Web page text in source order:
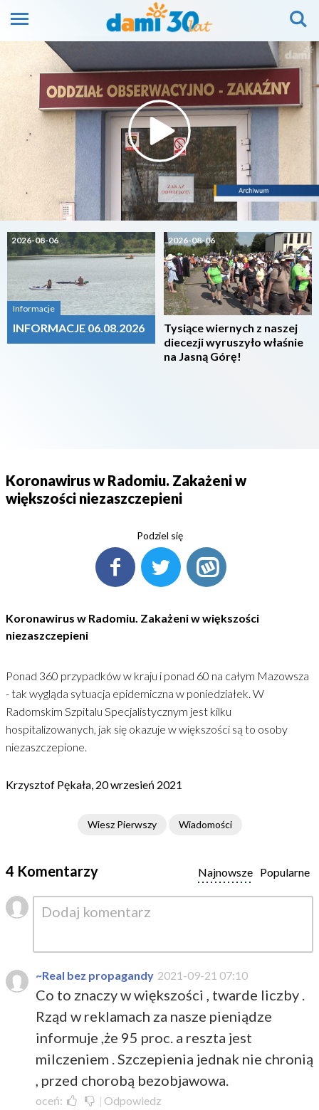
2026-08-06
Informacje
INFORMACJE 06.08.2026
2026-08-06
Tysiące wiernych z naszej
diecezji wyruszyło właśnie
na Jasną Górę!
Koronawirus w Radomiu. Zakażeni w
większości niezaszczepieni
Podziel się
Koronawirus w Radomiu. Zakażeni w większości
niezaszczepieni
Ponad 360 przypadków w kraju i ponad 60 na całym Mazowsza
- tak wygląda sytuacja epidemiczna w poniedziałek. W
Radomskim Szpitalu Specjalistycznym jest kilku
hospitalizowanych, jak się okazuje w większości są to osoby
niezaszczepione.
Krzysztof Pękała, 20 wrzesień 2021
Wiesz Pierwszy Wiadomości
4 Komentarzy Popularne
Najnowsze
~Real bez propagandy 2021-09-21 07:10
Co to znaczy w większości , twarde liczby .
Rząd w reklamach za nasze pieniądze
informuje ,że 95 proc. a reszta jest
milczeniem . Szczepienia jednak nie chronią
, przed chorobą bezobjawowa.
oceń: | Odpowiedz